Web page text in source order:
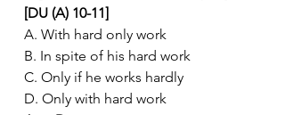
[DU (A) 10-11]
A. With hard only work
B. In spite of his hard work
C. Only if he works hardly
D. Only with hard work